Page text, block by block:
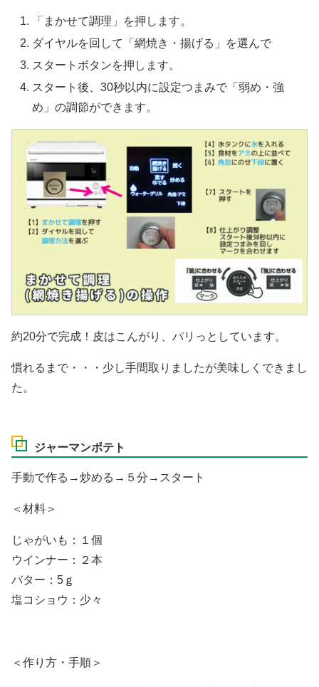
「まかせて調理」を押します。
ダイヤルを回して「網焼き・揚げる」を選んで
スタートボタンを押します。
スタート後、30秒以内に設定つまみで「弱め・強
め」の調節ができます。
約20分で完成！皮はこんがり、パリっとしています。
慣れるまで・・・少し手間取りましたが美味しくできまし
た。
ジャーマンポテト
手動で作る→炒める→５分→スタート
＜材料＞
じゃがいも：１個
ウインナー：２本
バター：5ｇ
塩コショウ：少々
＜作り方・手順＞